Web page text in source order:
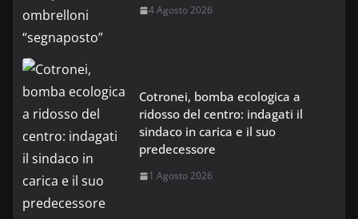
4 Agosto 2026
Cotronei, bomba ecologica a
ridosso del centro: indagati il
sindaco in carica e il suo
predecessore
1 Agosto 2026